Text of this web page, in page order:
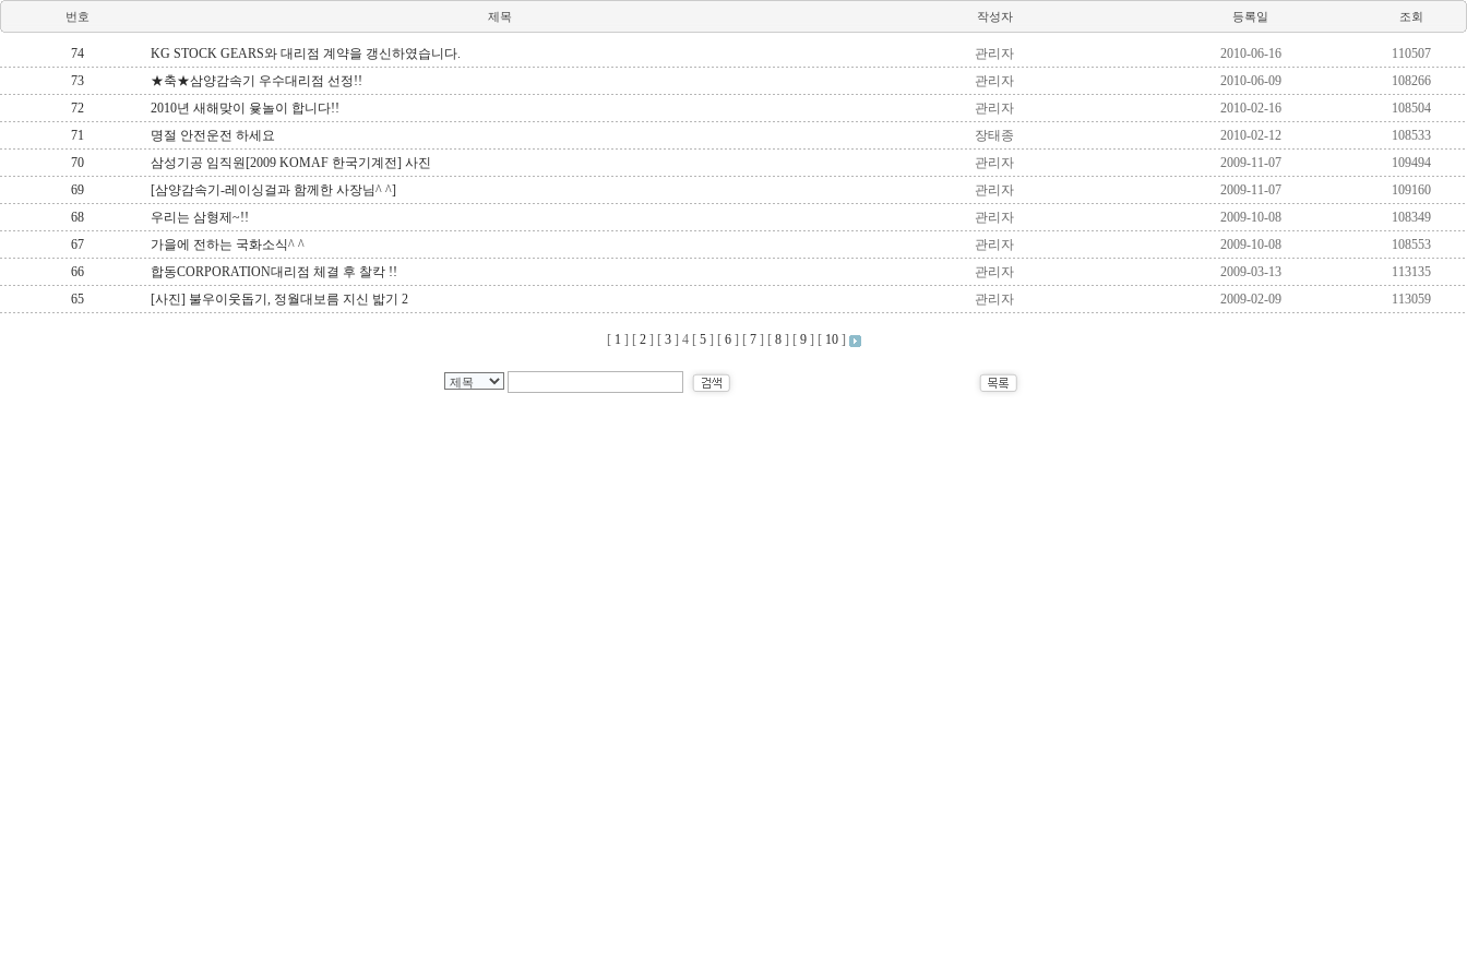
번호 제목 작성자 등록일 조회
74 KG STOCK GEARS와 대리점 계약을 갱신하였습니다. 관리자 2010-06-16
110507
73
★축★삼양감속기 우수대리점 선정!! 관리자 2010-06-09
108266
72
2010년 새해맞이 윷놀이 합니다!! 관리자 2010-02-16
108504
71
명절 안전운전 하세요 장태종 2010-02-12
108533
70
삼성기공 임직원[2009 KOMAF 한국기계전] 사진 관리자 2009-11-07
109494
69
[삼양감속기-레이싱걸과 함께한 사장님^ ^] 관리자 2009-11-07
109160
68
우리는 삼형제~!! 관리자 2009-10-08
108349
67
가을에 전하는 국화소식^ ^ 관리자 2009-10-08
108553
66
합동CORPORATION대리점 체결 후 찰칵 !! 관리자 2009-03-13
113135
65
[사진] 불우이웃돕기, 정월대보름 지신 밟기 2 관리자 2009-02-09 113059
[ 1 ] [ 2] [ 3] 4[ 5] [ 6] [ 7] [ 8] [ 9] [ 10]